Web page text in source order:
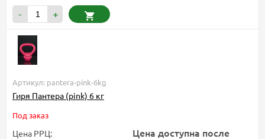
- +
Артикул: pantera-pink-6kg
Гиря Пантера (pink) 6 кг
Под заказ
Цена РРЦ:
Цена доступна после